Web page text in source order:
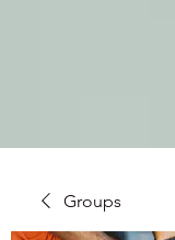
Groups